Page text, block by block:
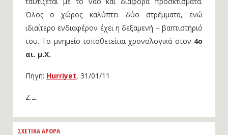
Όλος ο χώρος καλύπτει δύο στρέμματα, ενώ
ιδιαίτερο ενδιαφέρον έχει η δεξαμενή – βαπτιστήριό
του. Το μνημείο τοποθετείται χρονολογικά στον 4ο
αι. μ.Χ.
Πηγή: Hurriyet, 31/01/11
Ζ.Ξ.
ΣΧΕΤΙΚΑ ΑΡΘΡΑ